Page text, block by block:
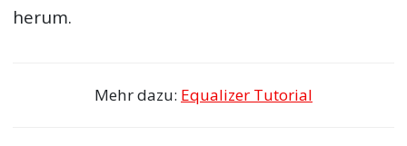
herum.
Mehr dazu: Equalizer Tutorial